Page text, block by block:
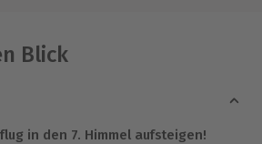
Blick
in den 7. Himmel aufsteigen!